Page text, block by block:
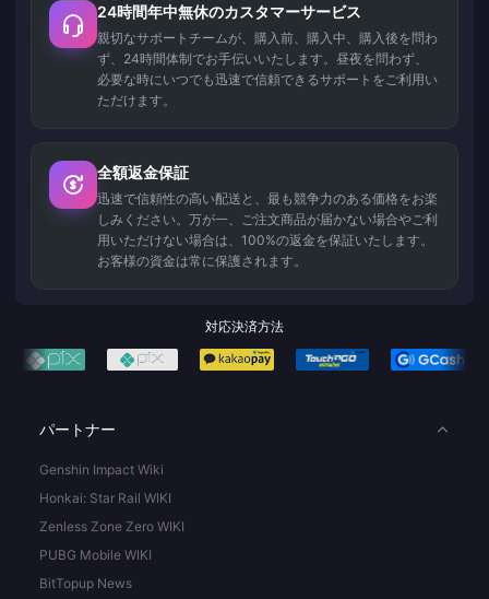
24時間年中無休のカスタマーサービス
親切なサポートチームが、購入前、購入中、購入後を問わ
ず、24時間体制でお手伝いいたします。昼夜を問わず、
必要な時にいつでも迅速で信頼できるサポートをご利用い
ただけます。
全額返金保証
迅速で信頼性の高い配送と、最も競争力のある価格をお楽
しみください。万が一、ご注文商品が届かない場合やご利
用いただけない場合は、100%の返金を保証いたします。
お客様の資金は常に保護されます。
対応決済方法
パートナー
Genshin Impact Wiki
Honkai: Star Rail WIKI
Zenless Zone Zero WIKI
PUBG Mobile WIKI
BitTopup News